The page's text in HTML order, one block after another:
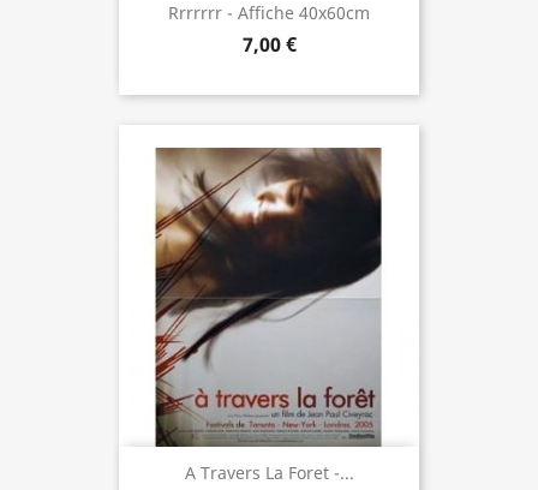
Rrrrrrr - Affiche 40x60cm
7,00 €
A Travers La Foret -...